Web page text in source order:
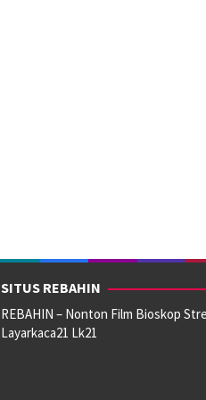
SITUS REBAHIN
REBAHIN – Nonton Film Bioskop
Layarkaca21 Lk21